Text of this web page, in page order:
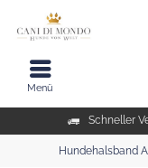
Schneller
Menü
Hundehalsband